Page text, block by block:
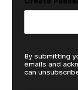
By submitting
emails and
can